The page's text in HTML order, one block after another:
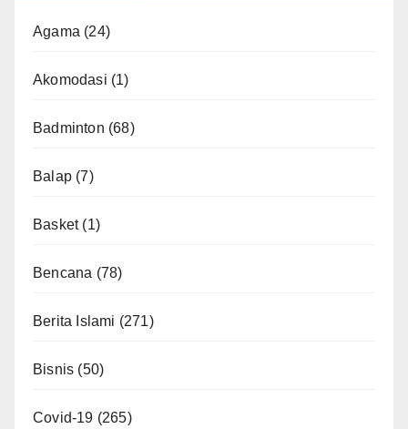
Agama (24)
Akomodasi (1)
Badminton (68)
Balap (7)
Basket(1)
Bencana (78)
Berita Islami (271)
Bisnis (50)
Covid-19 (265)